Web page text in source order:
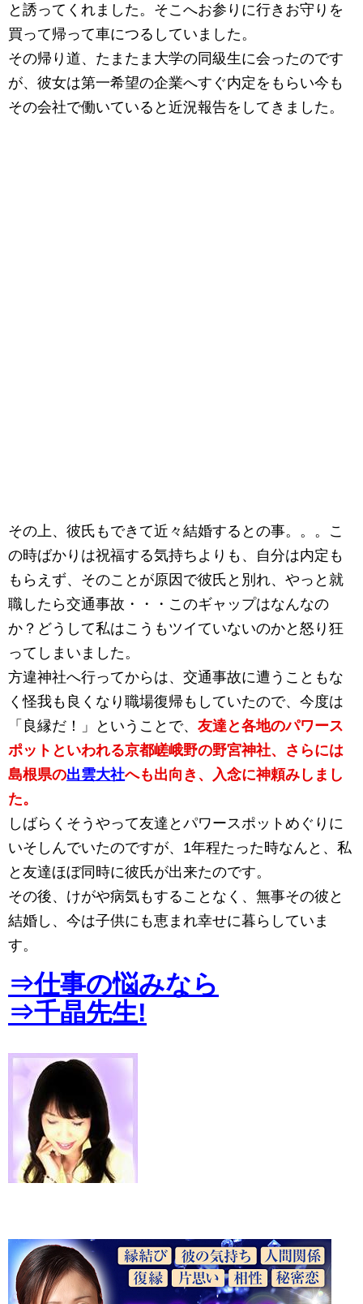
と誘ってくれました。そこへお参りに行きお守りを
買って帰って車につるしていました。
その帰り道、たまたま大学の同級生に会ったのです
が、彼女は第一希望の企業へすぐ内定をもらい今も
その会社で働いていると近況報告をしてきました。
その上、彼氏もできて近々結婚するとの事。。。こ
の時ばかりは祝福する気持ちよりも、自分は内定も
もらえず、そのことが原因で彼氏と別れ、やっと就
職したら交通事故・・・このギャップはなんなの
か？どうして私はこうもツイていないのかと怒り狂
ってしまいました。
方違神社へ行ってからは、交通事故に遭うこともな
く怪我も良くなり職場復帰もしていたので、今度は
「良縁だ！」ということで、 友達と各地のパワース
ポットといわれる京都嵯峨野の野宮神社、さらには
島根県の出雲大社へも出向き、入念に神頼みしまし
た。
しばらくそうやって友達とパワースポットめぐりに
いそしんでいたのですが、1年程たった時なんと、私
と友達ほぼ同時に彼氏が出来たのです。
その後、けがや病気もすることなく、無事その彼と
結婚し、今は子供にも恵まれ幸せに暮らしていま
す。
⇒仕事の悩みなら
⇒千晶先生!